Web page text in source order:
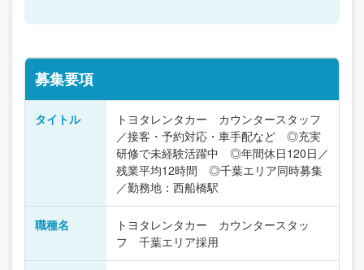
募集要項
タイトル
トヨタレンタカー カウンタースタッフ
／接客・予約対応・車手配など ◎充実
研修で未経験活躍中 ◎年間休日120日／
残業平均12時間 ◎千葉エリア同時募集
／勤務地：西船橋駅
職種名
トヨタレンタカー カウンタースタッ
フ 千葉エリア採用